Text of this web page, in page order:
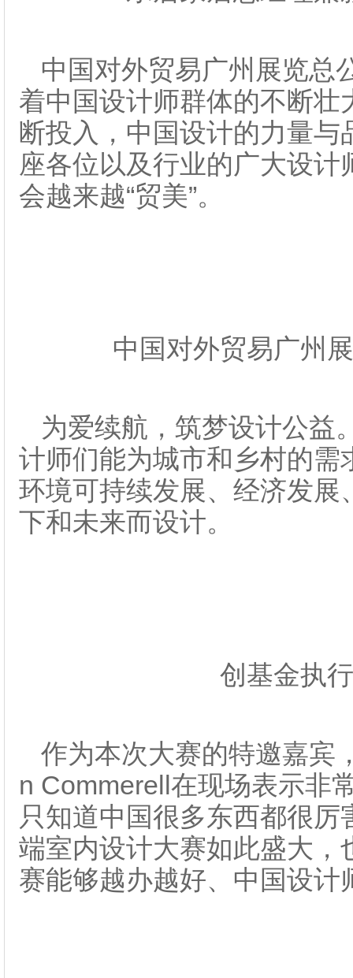
中国对外贸易广州展览总
着中国设计师群体的不断
断投入，中国设计的力量
座各位以及行业的广大设
会越来越“贸美”。
中国对外贸易广州
为爱续航，筑梦设计公益
计师们能为城市和乡村的
环境可持续发展、经济发
下和未来而设计。
创基金执
作为本次大赛的特邀嘉宾
n Commerell在现场表示非
只知道中国很多东西都很
端室内设计大赛如此盛大
赛能够越办越好、中国设计